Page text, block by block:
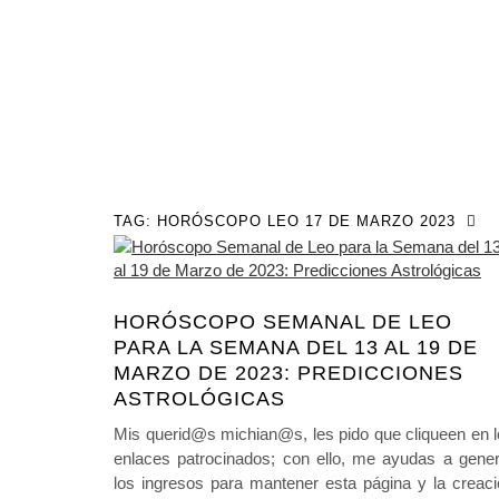
TAG: HORÓSCOPO LEO 17 DE MARZO 2023
HORÓSCOPO SEMANAL DE LEO
PARA LA SEMANA DEL 13 AL 19 DE
MARZO DE 2023: PREDICCIONES
ASTROLÓGICAS
Mis querid@s michian@s, les pido que cliqueen en
enlaces patrocinados; con ello, me ayudas a
los ingresos para mantener esta página y la